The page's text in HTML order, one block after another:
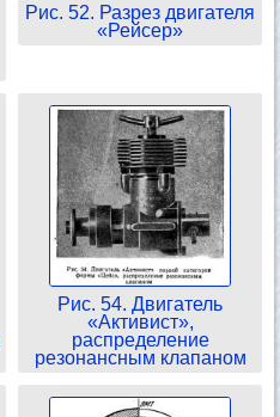
Рис. 52. Разрез двигателя
«Рейсер»
Рис. 54. Двигатель
«Активист»,
распределение
резонансным клапаном